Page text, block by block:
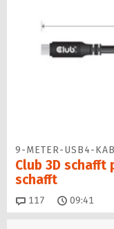
9-METER-USB4-
Club 3D schafft
schafft
117 Kommentare
09:41